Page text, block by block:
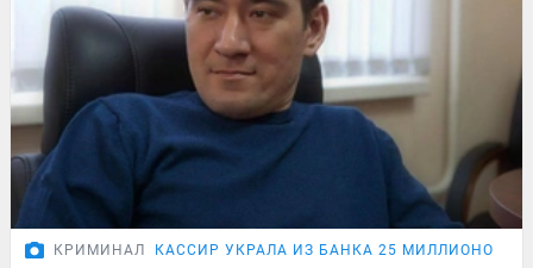
КРИМИНАЛ КАССИР УКРАЛА ИЗ БАНКА 25 МИЛЛИОНОВ